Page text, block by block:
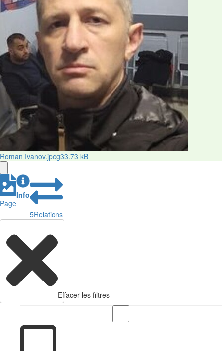
Roman Ivanov.jpeg33.73 kB
Page
Info
5Relations
Effacer les filtres